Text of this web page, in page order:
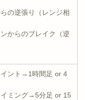
の逆張り（レンジ相
からのブレイク（逆
イント→1時間足 or 4
ミング→5分足 or 15